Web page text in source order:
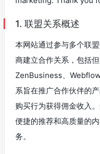
1. 联盟关系概述
本网站通过参与多个联
商建立合作关系，包括
ZenBusiness、
系旨在推广合作伙伴的
购买行为获得佣金收入
便捷的推荐和高质量的
务。